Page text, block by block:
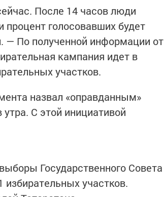
После 14 часов люди
процент голосовавших будет
По полученной информации от
кампания идет в
участков.
назвал «оправданным»
С этой инициативой
Государственного Совета
участков.